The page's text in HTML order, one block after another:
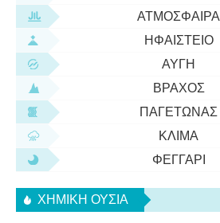
ΑΤΜΌΣΦΑΙΡΑ
ΗΦΑΊΣΤΕΙΟ
ΑΥΓΉ
ΒΡΆΧΟΣ
ΠΑΓΕΤΏΝΑΣ
ΚΛΊΜΑ
ΦΕΓΓΆΡΙ
ΧΗΜΙΚΉ ΟΥΣΊΑ